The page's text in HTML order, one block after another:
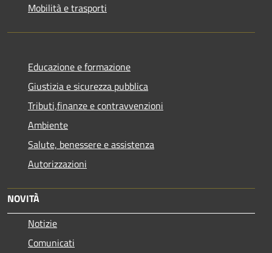
Mobilità e trasporti
Educazione e formazione
Giustizia e sicurezza pubblica
Tributi,finanze e contravvenzioni
Ambiente
Salute, benessere e assistenza
Autorizzazioni
NOVITÀ
Notizie
Comunicati